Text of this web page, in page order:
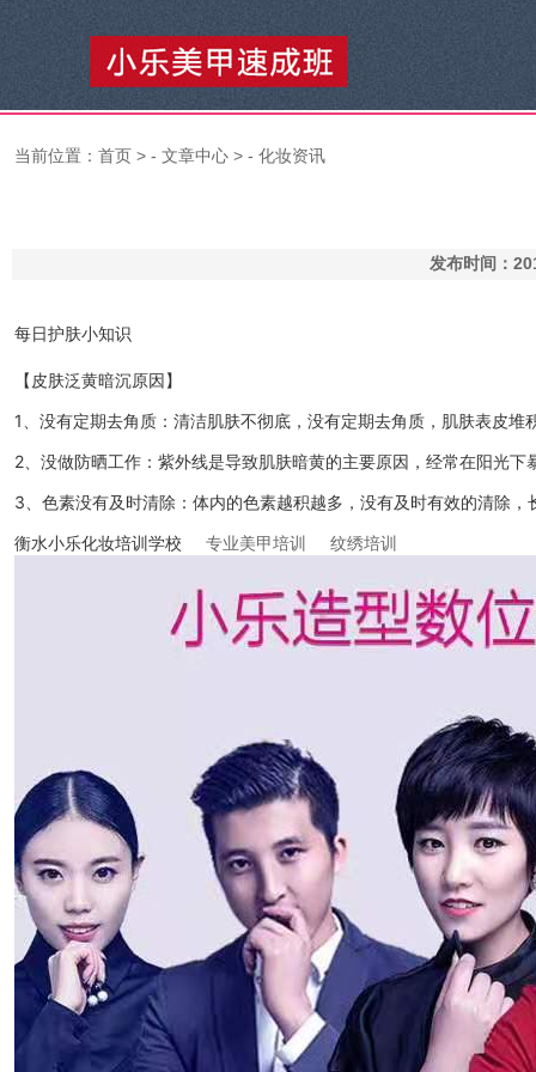
当前位置： 首页 > - 文章中心 > - 化妆资讯
发布时间：
每日护肤小知识
【皮肤泛黄暗沉原因】
1、没有定期去角质：清洁肌肤不彻底，没有定期去角质，肌肤表皮
2、没做防晒工作：紫外线是导致肌肤暗黄的主要原因，经常在阳光
3、色素没有及时清除：体内的色素越积越多，没有及时有效的清除
衡水小乐化妆培训学校 专业美甲培训 纹绣培训